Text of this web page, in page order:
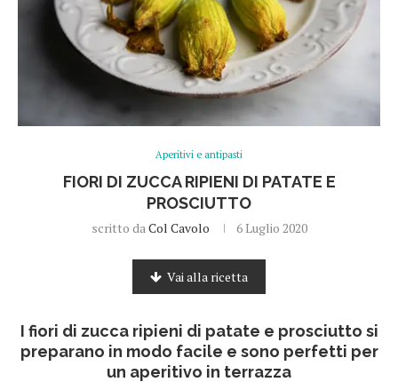
Aperitivi e antipasti
FIORI DI ZUCCA RIPIENI DI PATATE E
PROSCIUTTO
scritto da Col Cavolo 6 Luglio 2020
Vai alla ricetta
I fiori di zucca ripieni di patate e prosciutto si
preparano in modo facile e sono perfetti per
un aperitivo in terrazza